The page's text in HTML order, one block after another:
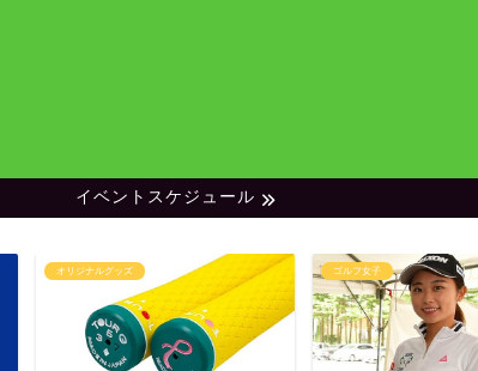
イベントスケジュール
オリジナルグッズ ゴルフ女子